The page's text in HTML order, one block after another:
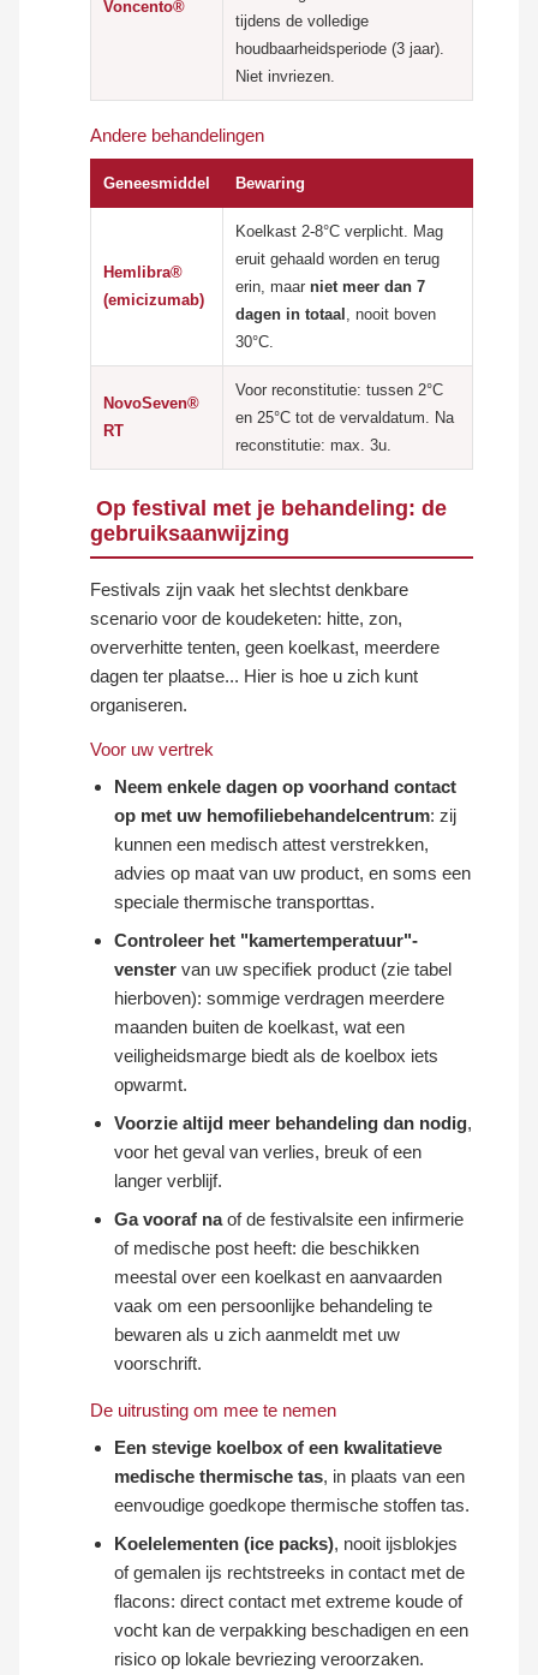
Voncento®
tijdens de volledige
houdbaarheidsperiode (3 jaar).
Niet invriezen.
Andere behandelingen
Geneesmiddel Bewaring
Hemlibra®
(emicizumab)
Koelkast 2-8°C verplicht. Mag
eruit gehaald worden en terug
erin, maar niet meer dan 7
dagen in totaal
, nooit boven
30°C.
NovoSeven®
RT
Voor reconstitutie: tussen 2°C
en 25°C tot de vervaldatum. Na
reconstitutie: max. 3u.
Op festival met je behandeling: de
gebruiksaanwijzing
Festivals zijn vaak het slechtst denkbare
scenario voor de koudeketen: hitte, zon,
oververhitte tenten, geen koelkast, meerdere
dagen ter plaatse... Hier is hoe u zich kunt
organiseren.
Voor uw vertrek
Neem enkele dagen op voorhand contact
op met uw hemofiliebehandelcentrum: zij
kunnen een medisch attest verstrekken,
advies op maat van uw product, en soms een
speciale thermische transporttas.
Controleer het "kamertemperatuur"-
venstervan uw specifiek product (zie tabel
hierboven): sommige verdragen meerdere
maanden buiten de koelkast, wat een
veiligheidsmarge biedt als de koelbox iets
opwarmt.
Voorzie altijd meer behandeling dan nodig,
voor het geval van verlies, breuk of een
langer verblijf.
Ga vooraf naof de festivalsite een infirmerie
of medische post heeft: die beschikken
meestal over een koelkast en aanvaarden
vaak om een persoonlijke behandeling te
bewaren als u zich aanmeldt met uw
voorschrift.
De uitrusting om mee te nemen
Een stevige koelbox of een kwalitatieve
medische thermische tas, in plaats van een
eenvoudige goedkope thermische stoffen tas.
Koelelementen (ice packs), nooit ijsblokjes
of gemalen ijs rechtstreeks in contact met de
flacons: direct contact met extreme koude of
vocht kan de verpakking beschadigen en een
risico op lokale bevriezing veroorzaken.